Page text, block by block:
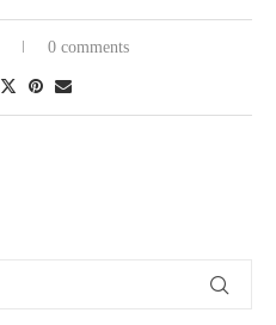
0 comments